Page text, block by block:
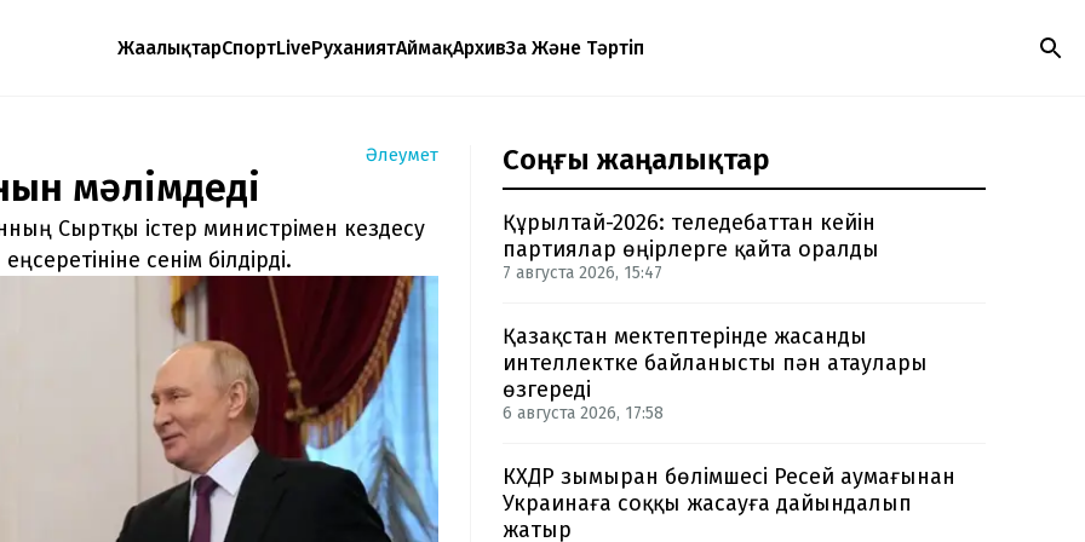
ЖаңалықтарСпортLiveРуханиятАймақАрхивЗаң Және Тәртіп
Әлеумет
мәлімдеді
Сыртқы істер министрімен кездесу
сенім білдірді.
Соңғы жаңалықтар
Құрылтай-2026: теледебаттан кейін
партиялар өңірлерге қайта оралды
7 августа 2026, 15:47
Қазақстан мектептерінде жасанды
интеллектке байланысты пән атаулары
өзгереді
6 августа 2026, 17:58
КХДР зымыран бөлімшесі Ресей аумағынан
Украинаға соққы жасауға дайындалып
жатыр